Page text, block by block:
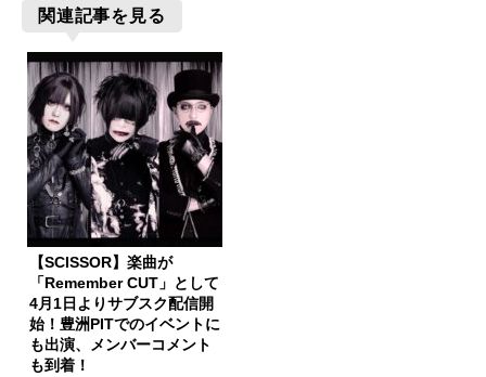
関連記事を見る
【SCISSOR】楽曲が
「Remember CUT」として
4月1日よりサブスク配信開
始！豊洲PITでのイベントに
も出演、メンバーコメント
も到着！